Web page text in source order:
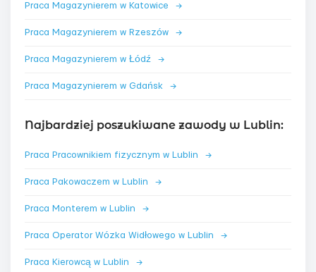
Praca Magazynierem w Katowice →
Praca Magazynierem w Rzeszów →
Praca Magazynierem w Łódź →
Praca Magazynierem w Gdańsk →
Najbardziej poszukiwane zawody w Lublin:
Praca Pracownikiem fizycznym w Lublin →
Praca Pakowaczem w Lublin →
Praca Monterem w Lublin →
Praca Operator Wózka Widłowego w Lublin →
Praca Kierowcą w Lublin →